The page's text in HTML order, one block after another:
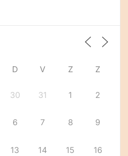
D V Z Z
30 31 1 2
6 7 8 9
13 14 15 16